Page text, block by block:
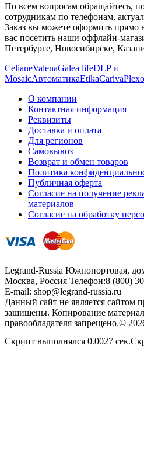
По всем вопросам обращайтесь,
сотрудникам по телефонам,
Заказ вы можете оформить прямо
вас посетить наши оффлайн-
Петербурге, Новосибирске,
CelianeValenaGalea lifeDLP и
MosaicАвтоматикаEtikaCarivaPlexo
О компании
Контактная информация
Реквизиты
Доставка и оплата
Для регионов
Самовывоз
Возврат и обмен товаров
Политика
Публичная оферта
Согласие на получение
материалов
Согласие на обработку
Legrand-Russia Южнопортовая,
Москва, Россия Телефон:8 (800)
E-mail: shop@legrand-russia.ru
Данный сайт не является сайтом
защищены. Копирование
правообладателя запрещено.©
Скрипт выполнялся 0.0027